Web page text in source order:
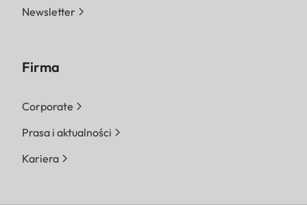
Newsletter
Firma
Corporate
Prasa i aktualności
Kariera